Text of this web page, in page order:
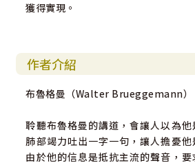
獲得實現。
作者介紹
布魯格曼（Walter Brueggemann）
聆聽布魯格曼的講道，會讓人以為
肺部竭力吐出一字一句，讓人擔憂
由於他的信息是抵抗主流的聲音，